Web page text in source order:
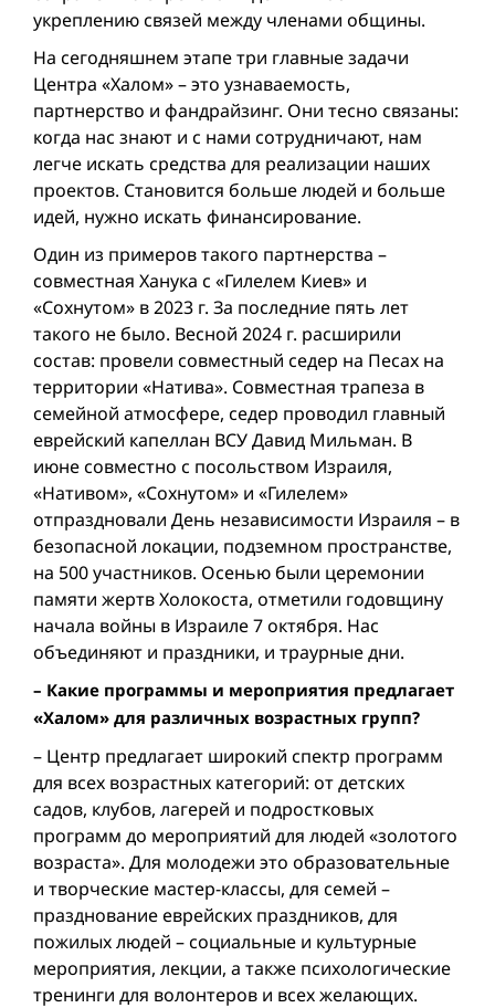
укреплению связей между членами общины.
На сегодняшнем этапе три главные задачи
Центра «Халом» – это узнаваемость,
партнерство и фанд­райзинг. Они тесно связаны:
когда нас знают и с нами сотрудничают, нам
легче искать средства для реализации наших
проектов. Становится больше людей и больше
идей, нужно искать финансирование.
Один из примеров такого партнерства –
совместная Ханука с «Гилелем Киев» и
«Сохнутом» в 2023 г. За последние пять лет
такого не было. Весной 2024 г. расширили
состав: провели совместный седер на Песах на
территории «Натива». Совместная трапеза в
семейной атмосфере, седер проводил главный
еврейский капеллан ВСУ Давид Мильман. В
июне совместно с посольством Израиля,
«Нативом», «Сохнутом» и «Гилелем»
отпраздновали День независимости Израиля – в
безопасной локации, подземном пространстве,
на 500 участников. Осенью были церемонии
памяти жертв Холокоста, отметили годовщину
начала вой­ны в Израиле 7 октября. Нас
объединяют и праздники, и траурные дни.
– Какие программы и мероприятия предлагает
«Халом» для различных возрастных групп?
– Центр предлагает широкий спектр программ
для всех возрастных категорий: от детских
садов, клубов, лагерей и подростковых
программ до мероприятий для людей «золотого
возраста». Для молодежи это образовательные
и творческие мастер-классы, для семей –
празднование еврейских праздников, для
пожилых людей – социальные и культурные
мероприятия, лекции, а также психологические
тренинги для волонтеров и всех желающих.